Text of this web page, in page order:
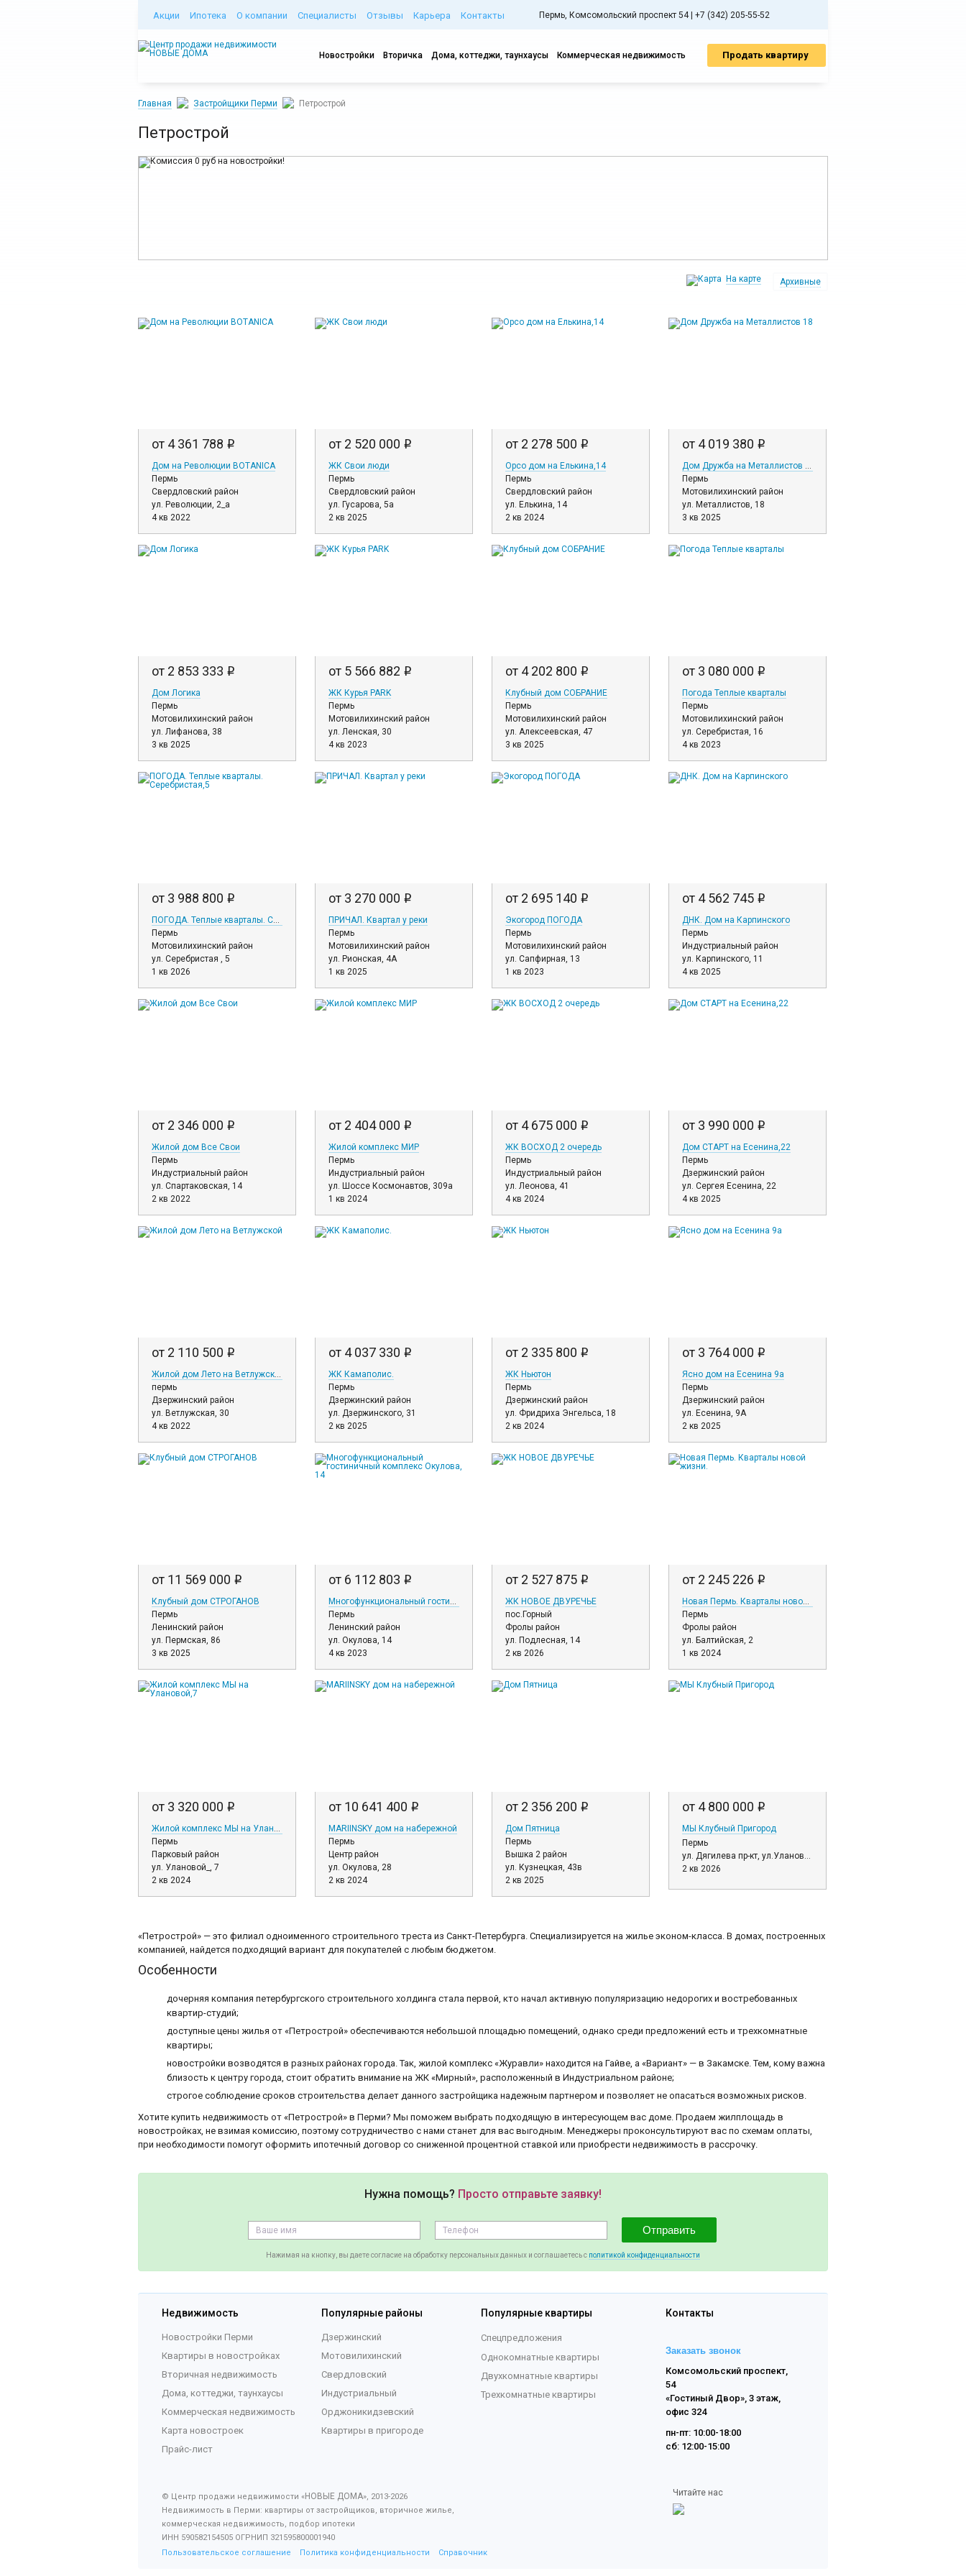
Акции Ипотека О компании Специалисты Отзывы Карьера Контакты Пермь, Комсомольский проспект 54 | +7 (342) 205-55-52
Новостройки Вторичка Дома, коттеджи, таунхаусы Коммерческая недвижимость Продать квартиру
Главная Застройщики Перми Петрострой
Петрострой
На карте Архивные
от 4 361 788 i
Дом на Революции BOTANICA
Пермь
Свердловский район
ул. Революции, 2_а
4 кв 2022
от 2 520 000 i
ЖК Свои люди
Пермь
Свердловский район
ул. Гусарова, 5а
2 кв 2025
от 2 278 500 i
Орсо дом на Елькина,14
Пермь
Свердловский район
ул. Елькина, 14
2 кв 2024
от 4 019 380 i
Дом Дружба на Металлистов 18
Пермь
Мотовилихинский район
ул. Металлистов, 18
3 кв 2025
от 2 853 333 i
Дом Логика
Пермь
Мотовилихинский район
ул. Лифанова, 38
3 кв 2025
от 5 566 882 i
ЖК Курья PARK
Пермь
Мотовилихинский район
ул. Ленская, 30
4 кв 2023
от 4 202 800 i
Клубный дом СОБРАНИЕ
Пермь
Мотовилихинский район
ул. Алексеевская, 47
3 кв 2025
от 3 080 000 i
Погода Теплые кварталы
Пермь
Мотовилихинский район
ул. Серебристая, 16
4 кв 2023
от 3 988 800 i
ПОГОДА. Теплые кварталы. Серебристая,5
Пермь
Мотовилихинский район
ул. Серебристая , 5
1 кв 2026
от 3 270 000 i
ПРИЧАЛ. Квартал у реки
Пермь
Мотовилихинский район
ул. Рионская, 4А
1 кв 2025
от 2 695 140 i
Экогород ПОГОДА
Пермь
Мотовилихинский район
ул. Сапфирная, 13
1 кв 2023
от 4 562 745 i
ДНК. Дом на Карпинского
Пермь
Индустриальный район
ул. Карпинского, 11
4 кв 2025
от 2 346 000 i
Жилой дом Все Свои
Пермь
Индустриальный район
ул. Спартаковская, 14
2 кв 2022
от 2 404 000 i
Жилой комплекс МИР
Пермь
Индустриальный район
ул. Шоссе Космонавтов, 309а
1 кв 2024
от 4 675 000 i
ЖК ВОСХОД 2 очередь
Пермь
Индустриальный район
ул. Леонова, 41
4 кв 2024
от 3 990 000 i
Дом СТАРТ на Есенина,22
Пермь
Дзержинский район
ул. Сергея Есенина, 22
4 кв 2025
от 2 110 500 i
Жилой дом Лето на Ветлужской
пермь
Дзержинский район
ул. Ветлужская, 30
4 кв 2022
от 4 037 330 i
ЖК Камаполис.
Пермь
Дзержинский район
ул. Дзержинского, 31
2 кв 2025
от 2 335 800 i
ЖК Ньютон
Пермь
Дзержинский район
ул. Фридриха Энгельса, 18
2 кв 2024
от 3 764 000 i
Ясно дом на Есенина 9а
Пермь
Дзержинский район
ул. Есенина, 9А
2 кв 2025
от 11 569 000 i
Клубный дом СТРОГАНОВ
Пермь
Ленинский район
ул. Пермская, 86
3 кв 2025
от 6 112 803 i
Многофункциональный гостиничный комплекс Окулова, 14
Пермь
Ленинский район
ул. Окулова, 14
4 кв 2023
от 2 527 875 i
ЖК НОВОЕ ДВУРЕЧЬЕ
пос.Горный
Фролы район
ул. Подлесная, 14
2 кв 2026
от 2 245 226 i
Новая Пермь. Кварталы новой жизни.
Пермь
Фролы район
ул. Балтийская, 2
1 кв 2024
от 3 320 000 i
Жилой комплекс МЫ на Улановой,7
Пермь
Парковый район
ул. Улановой_, 7
2 кв 2024
от 10 641 400 i
MARIINSKY дом на набережной
Пермь
Центр район
ул. Окулова, 28
2 кв 2024
от 2 356 200 i
Дом Пятница
Пермь
Вышка 2 район
ул. Кузнецкая, 43в
2 кв 2025
от 4 800 000 i
МЫ Клубный Пригород
Пермь
ул. Дягилева пр-кт, ул.Улановой, ул.Парфенова, д. 2, 3, 4, 5, 6, 7
2 кв 2026
«Петрострой» — это филиал одноименного строительного треста из Санкт-Петербурга. Специализируется на жилье эконом-класса. В домах, построенных
компанией, найдется подходящий вариант для покупателей с любым бюджетом.
Особенности
дочерняя компания петербургского строительного холдинга стала первой, кто начал активную популяризацию недорогих и востребованных
квартир-студий;
доступные цены жилья от «Петрострой» обеспечиваются небольшой площадью помещений, однако среди предложений есть и трехкомнатные
квартиры;
новостройки возводятся в разных районах города. Так, жилой комплекс «Журавли» находится на Гайве, а «Вариант» — в Закамске. Тем, кому важна
близость к центру города, стоит обратить внимание на ЖК «Мирный», расположенный в Индустриальном районе;
строгое соблюдение сроков строительства делает данного застройщика надежным партнером и позволяет не опасаться возможных рисков.
Хотите купить недвижимость от «Петрострой» в Перми? Мы поможем выбрать подходящую в интересующем вас доме. Продаем жилплощадь в
новостройках, не взимая комиссию, поэтому сотрудничество с нами станет для вас выгодным. Менеджеры проконсультируют вас по схемам оплаты,
при необходимости помогут оформить ипотечный договор со сниженной процентной ставкой или приобрести недвижимость в рассрочку.
Нужна помощь? Просто отправьте заявку!
Отправить
Нажимая на кнопку, вы даете согласие на обработку персональных данных и соглашаетесь c политикой конфиденциальности
Недвижимость
Новостройки Перми
Квартиры в новостройках
Вторичная недвижимость
Дома, коттеджи, таунхаусы
Коммерческая недвижимость
Карта новостроек
Прайс-лист
Популярные районы
Дзержинский
Мотовилихинский
Свердловский
Индустриальный
Орджоникидзевский
Квартиры в пригороде
Популярные квартиры
Спецпредложения
Однокомнатные квартиры
Двухкомнатные квартиры
Трехкомнатные квартиры
Контакты
Заказать звонок
Комсомольский проспект,
54
«Гостиный Двор», 3 этаж,
офис 324
пн-пт: 10:00-18:00
сб: 12:00-15:00
© Центр продажи недвижимости «НОВЫЕ ДОМА», 2013-2026
Недвижимость в Перми: квартиры от застройщиков, вторичное жилье,
коммерческая недвижимость, подбор ипотеки
ИНН 590582154505 ОГРНИП 321595800001940
Пользовательское соглашение
Политика конфиденциальности Справочник
Читайте нас